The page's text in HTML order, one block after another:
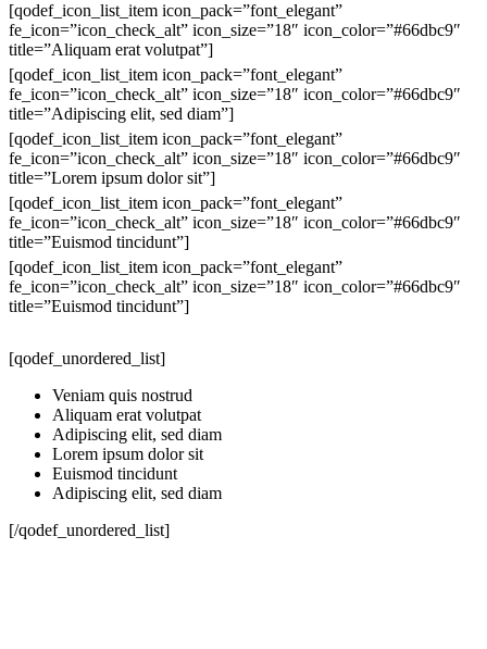
[qodef_icon_list_item icon_pack=”font_elegant”
fe_icon=”icon_check_alt” icon_size=”18″ icon_color=”#66dbc9″
title=”Aliquam erat volutpat”]
[qodef_icon_list_item icon_pack=”font_elegant”
fe_icon=”icon_check_alt” icon_size=”18″ icon_color=”#66dbc9″
title=”Adipiscing elit, sed diam”]
[qodef_icon_list_item icon_pack=”font_elegant”
fe_icon=”icon_check_alt” icon_size=”18″ icon_color=”#66dbc9″
title=”Lorem ipsum dolor sit”]
[qodef_icon_list_item icon_pack=”font_elegant”
fe_icon=”icon_check_alt” icon_size=”18″ icon_color=”#66dbc9″
title=”Euismod tincidunt”]
[qodef_icon_list_item icon_pack=”font_elegant”
fe_icon=”icon_check_alt” icon_size=”18″ icon_color=”#66dbc9″
title=”Euismod tincidunt”]
[qodef_unordered_list]
Veniam quis nostrud
Aliquam erat volutpat
Adipiscing elit, sed diam
Lorem ipsum dolor sit
Euismod tincidunt
Adipiscing elit, sed diam
[/qodef_unordered_list]